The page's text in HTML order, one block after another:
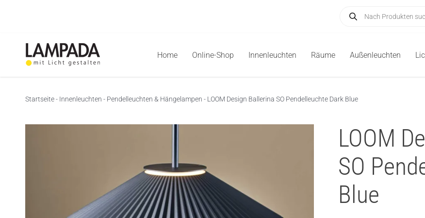
search
Home Online-Shop Innenleuchten Räume Außenleuchten
Startseite- Innenleuchten - Pendelleuchten & Hängelampen - LOOM Design Ballerina SO Pendelleuchte Dark Blue
LOOM
SO
Blue